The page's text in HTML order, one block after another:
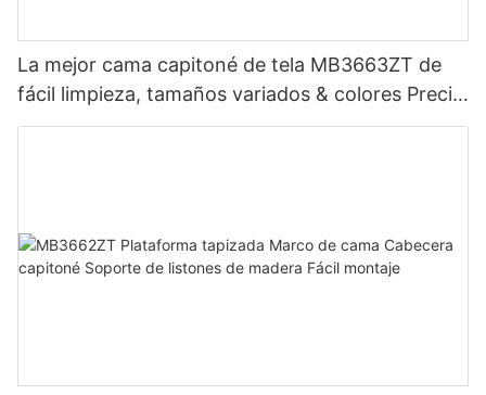
La mejor cama capitoné de tela MB3663ZT de
fácil limpieza, tamaños variados & colores Precio
de fábrica - Muebles JLH